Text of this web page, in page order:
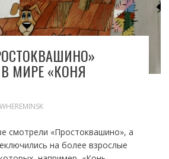
МИРЕ «КОНЯ
WHEREMINSK
смотрели «Простоквашино», а
на более взрослые